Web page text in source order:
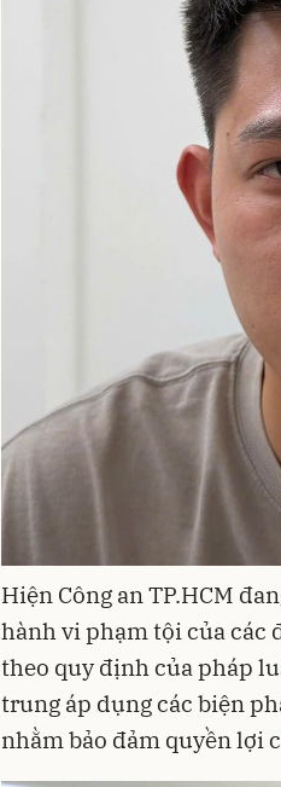
Hiện Công an TP.HCM
hành vi phạm tội của các
theo quy định của pháp
trung áp dụng các biện
nhằm bảo đảm quyền lợi